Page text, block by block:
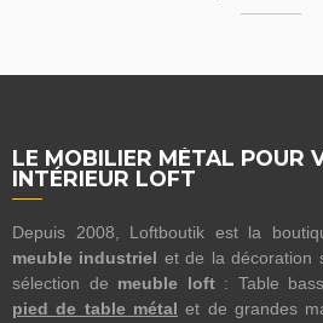
LE MOBILIER MÉTAL POUR
INTÉRIEUR LOFT
Depuis 2008, Loftboutik est la
meuble industriel et de la décoration
sélection de meuble loft: Table
pied de table métal et de grandes